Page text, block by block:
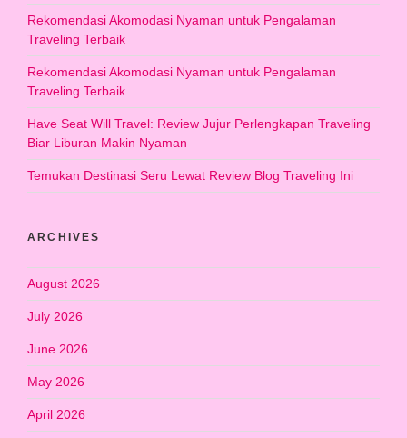
Rekomendasi Akomodasi Nyaman untuk Pengalaman
Traveling Terbaik
Rekomendasi Akomodasi Nyaman untuk Pengalaman
Traveling Terbaik
Have Seat Will Travel: Review Jujur Perlengkapan Traveling
Biar Liburan Makin Nyaman
Temukan Destinasi Seru Lewat Review Blog Traveling Ini
ARCHIVES
August 2026
July 2026
June 2026
May 2026
April 2026